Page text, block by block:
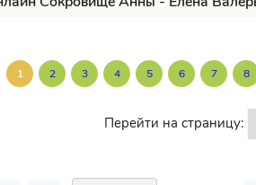
1 2 3 4 5 6 7 8
Перейти на страницу: